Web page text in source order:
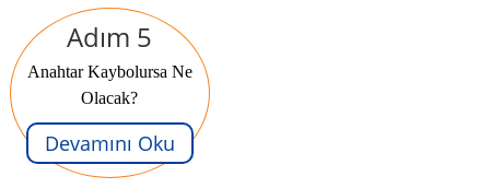
Adım 5
Anahtar Kaybolursa Ne
Olacak?
Devamını Oku